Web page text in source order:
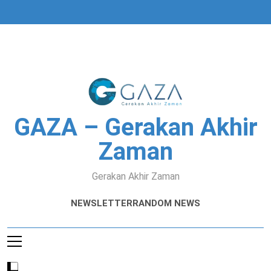
GAZA – Gerakan Akhir
Zaman
Gerakan Akhir Zaman
NEWSLETTERRANDOM NEWS